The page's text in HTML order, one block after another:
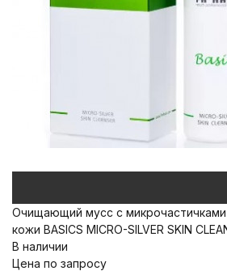
Очищающий мусс с
кожи BASICS MICRO-SILVER SKIN
В наличии
Цена по запросу